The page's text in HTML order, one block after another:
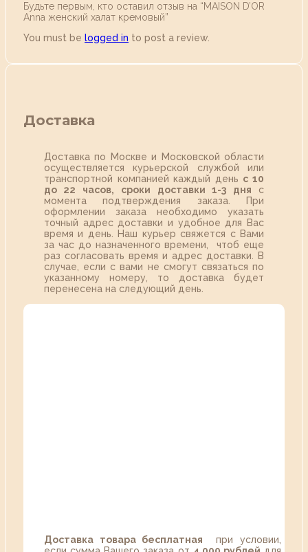
Будьте первым, кто оставил отзыв на “MAISON D’OR
Anna женский халат кремовый”
You must be logged in to post a review.
Доставка
Доставка по Москве и Московской области
осуществляется курьерской службой или
транспортной компанией каждый день с 10
до 22 часов,
сроки доставки 1-3 дня с
момента подтверждения заказа. При
оформлении заказа необходимо указать
точный адрес доставки и удобное для Вас
время и день. Наш курьер свяжется с Вами
за час до назначенного времени, чтоб еще
раз согласовать время и адрес доставки. В
случае, если с вами не смогут связаться по
указанному номеру, то доставка будет
перенесена на следующий день.
Доставка товара бесплатная при условии,